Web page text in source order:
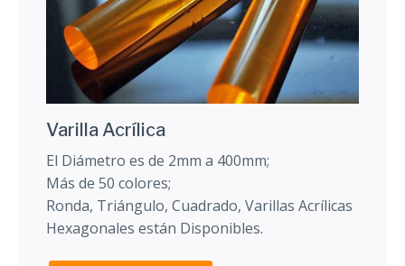
Varilla Acrílica
El Diámetro es de 2mm a 400mm;
Más de 50 colores;
Ronda, Triángulo, Cuadrado, Varillas Acrílicas
Hexagonales están Disponibles.